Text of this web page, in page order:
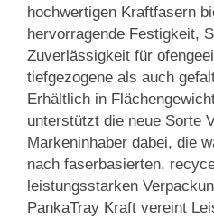
hochwertigen Kraftfasern
hervorragende Festigkeit,
Zuverlässigkeit für
tiefgezogene als auch
Erhältlich in
unterstützt die neue Sorte
Markeninhaber dabei, die
nach faserbasierten,
leistungsstarken
PankaTray Kraft vereint